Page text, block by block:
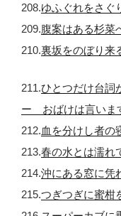
208.ゆふぐれをさ
209.腹案はある杉
210.裏坂をのぼり
211.ひとつだけ台
ー おばけは言い
212.血を分けし者
213.春の水とは濡
214.沖にある窓に
215.つぎつぎに蜜